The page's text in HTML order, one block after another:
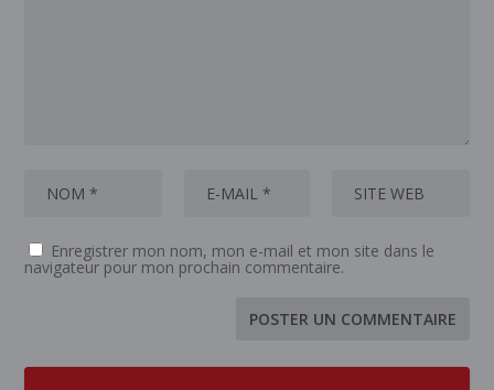
Enregistrer mon nom, mon e-mail et mon site dans le
navigateur pour mon prochain commentaire.